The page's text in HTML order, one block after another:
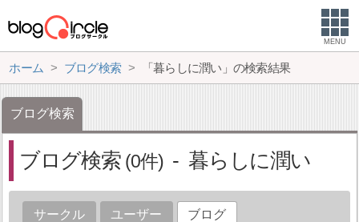
MENU
ホーム ブログ検索 「暮らしに潤い」の検索結果
ブログ検索
ブログ検索 0 暮らしに潤い
サークル ユーザー ブログ